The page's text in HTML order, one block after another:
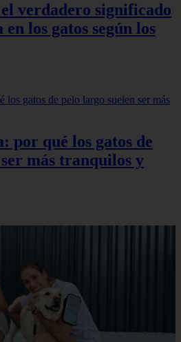
verdadero significado
los gatos según los
por qué los gatos de
más tranquilos y